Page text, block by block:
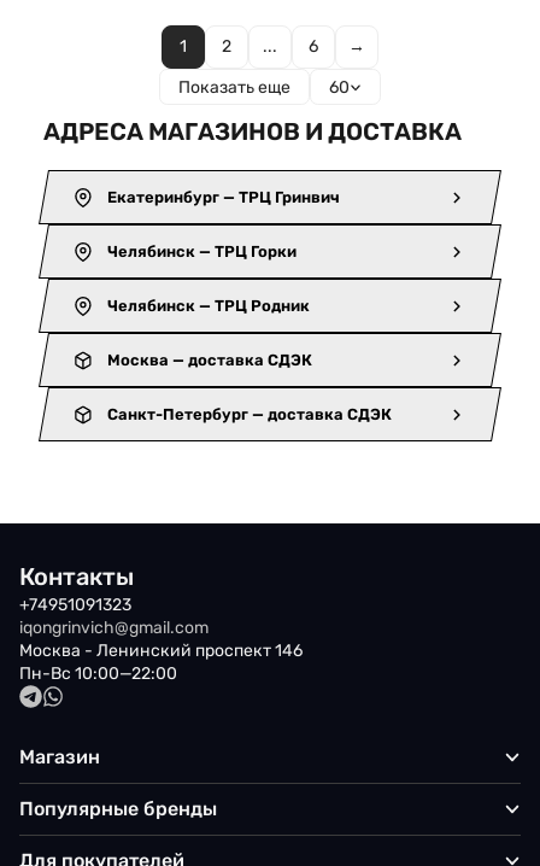
1 2 ... 6
→
Показать еще
60
АДРЕСА МАГАЗИНОВ И ДОСТАВКА
Екатеринбург — ТРЦ Гринвич
Челябинск — ТРЦ Горки
Челябинск — ТРЦ Родник
Москва — доставка СДЭК
Санкт-Петербург — доставка СДЭК
Контакты
+74951091323
iqongrinvich@gmail.com
Москва - Ленинский проспект 146
Пн-Вс 10:00—22:00
Магазин
Популярные бренды
Для покупателей